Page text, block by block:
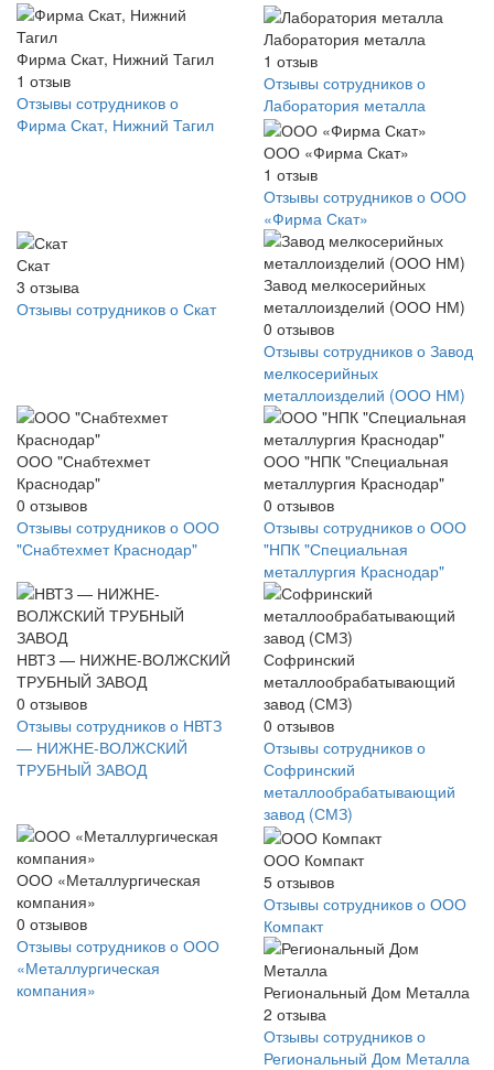
Фирма Скат, Нижний Тагил
1 отзыв
Отзывы сотрудников о
Фирма Скат, Нижний Тагил
Лаборатория металла
1 отзыв
Отзывы сотрудников о
Лаборатория металла
ООО «Фирма Скат»
1 отзыв
Отзывы сотрудников о ООО
«Фирма Скат»
Скат
3 отзыва
Отзывы сотрудников о Скат
Завод мелкосерийных
металлоизделий (ООО НМ)
0 отзывов
Отзывы сотрудников о Завод
мелкосерийных
металлоизделий (ООО НМ)
ООО "Снабтехмет
Краснодар"
0 отзывов
Отзывы сотрудников о ООО
"Снабтехмет Краснодар"
ООО "НПК "Специальная
металлургия Краснодар"
0 отзывов
Отзывы сотрудников о ООО
"НПК "Специальная
металлургия Краснодар"
НВТЗ — НИЖНЕ-ВОЛЖСКИЙ
ТРУБНЫЙ ЗАВОД
0 отзывов
Отзывы сотрудников о НВТЗ
— НИЖНЕ-ВОЛЖСКИЙ
ТРУБНЫЙ ЗАВОД
Софринский
металлообрабатывающий
завод (СМЗ)
0 отзывов
Отзывы сотрудников о
Софринский
металлообрабатывающий
завод (СМЗ)
ООО «Металлургическая
компания»
0 отзывов
Отзывы сотрудников о ООО
«Металлургическая
компания»
ООО Компакт
5 отзывов
Отзывы сотрудников о ООО
Компакт
Региональный Дом Металла
2 отзыва
Отзывы сотрудников о
Региональный Дом Металла